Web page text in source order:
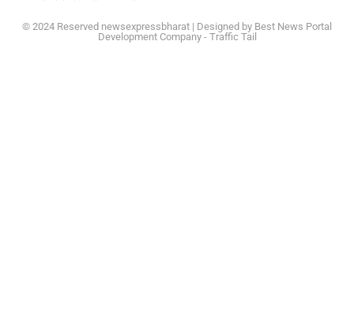
© 2024 Reserved newsexpressbharat | Designed by Best News Portal
Development Company- Traffic Tail